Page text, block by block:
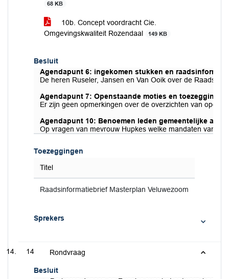
68 KB
10b. Concept voordracht Cie.
Omgevingskwaliteit Rozendaal
149 KB
Besluit
Agendapunt 6: ingekomen stukken en
De heren Ruseler, Jansen en Van Ooik over de
Agendapunt 7: Openstaande moties en
Er zijn geen opmerkingen over de overzichten van
Agendapunt 10: Benoemen leden gemeentelijke
Op vragen van mevrouw Hupkes welke mandaten van
Toezeggingen
Titel
Raadsinformatiebrief Masterplan Veluwezoom
Sprekers
14 Rondvraag
Besluit